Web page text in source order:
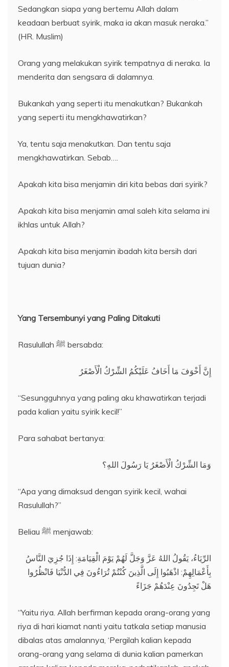
Sedangkan siapa yang bertemu Allah dalam
keadaan berbuat syirik, maka ia akan masuk neraka.”
(HR. Muslim)
Orang yang melakukan syirik tempatnya di neraka. Ia
menderita dan sengsara di dalamnya.
Bukankah yang seperti itu menakutkan? Bukankah
yang seperti itu mengkhawatirkan?
Ya, tentu saja menakutkan. Dan tentu saja
mengkhawatirkan. Sebab….
Apakah kita bisa menjamin diri kita bebas dari syirik?
Apakah kita bisa menjamin amal saleh kita selama ini
ikhlas untuk Allah?
Apakah kita bisa menjamin ibadah kita bersih dari
tujuan dunia?
Yang Tersembunyi yang Paling Ditakuti
Rasulullah ﷺ bersabda:
إِنَّ أَخْوَفَ مَا أَخَافُ عَلَيْكُمُ الشِّرْكُ الْأَصْغَرُ
“Sesungguhnya yang paling aku khawatirkan terjadi
pada kalian yaitu syirik kecil!”
Para sahabat bertanya:
وَمَا الشِّرْكُ الْأَصْغَرُ يَا رَسُولَ اللهِ؟
“Apa yang dimaksud dengan syirik kecil, wahai
Rasulullah?”
Beliau ﷺ menjawab:
الرِّيَاءُ، يَقُولُ اللهُ عَزَّ وَجَلَّ لَهُمْ يَوْمَ الْقِيَامَةِ: إِذَا جُزِيَ النَّاسُ
بِأَعْمَالِهِمْ: اذْهَبُوا إِلَى الَّذِينَ كُنْتُمْ تُرَاءُونَ فِي الدُّنْيَا فَانْظُرُوا
هَلْ تَجِدُونَ عِنْدَهُمْ جَزَاءً
“Yaitu riya. Allah berfirman kepada orang-orang yang
riya di hari kiamat nanti yaitu tatkala setiap manusia
dibalas atas amalannya, ‘Pergilah kalian kepada
orang-orang yang selama di dunia kalian pamerkan